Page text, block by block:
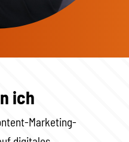
ich
Marketing-